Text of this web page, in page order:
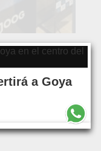
a Goya